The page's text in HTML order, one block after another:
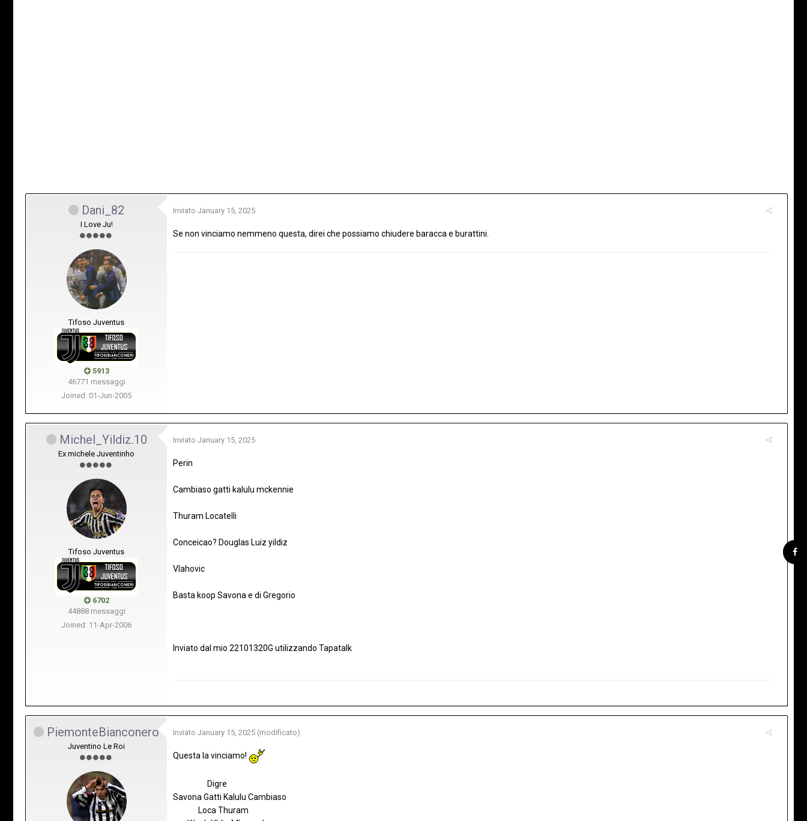
Dani_82
I Love Ju!
Tifoso Juventus
5913
46771 messaggi
Joined: 01-Jun-2005
Inviato January 15, 2025
Se non vinciamo nemmeno questa, direi che possiamo chiudere baracca e burattini.
Michel_Yildiz.10
Ex michele Juventinho
Tifoso Juventus
6702
44888 messaggi
Joined: 11-Apr-2006
Inviato January 15, 2025
Perin
Cambiaso gatti kalulu mckennie
Thuram Locatelli
Conceicao? Douglas Luiz yildiz
Vlahovic
Basta koop Savona e di Gregorio
Inviato dal mio 22101320G utilizzando Tapatalk
PiemonteBianconero
Juventino Le Roi
Inviato January 15, 2025 (modificato)
Questa la vinciamo!
Digre
Savona Gatti Kalulu Cambiaso
Loca Thuram